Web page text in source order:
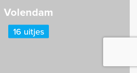
Volendam
16 uitjes